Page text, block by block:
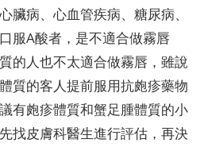
臟病、心血管疾病、糖尿病、
服A酸者，是不適合做霧唇
的人也不太適合做霧唇，雖說
質的客人提前服用抗皰疹藥物
有皰疹體質和蟹足腫體質的小
找皮膚科醫生進行評估，再決